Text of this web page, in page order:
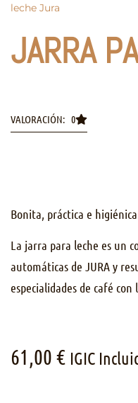
leche Jura
JARRA
VALORACIÓN: 0
Bonita, práctica e
La jarra para leche es un
automáticas de JURA y
especialidades de café
61,00€ IGIC